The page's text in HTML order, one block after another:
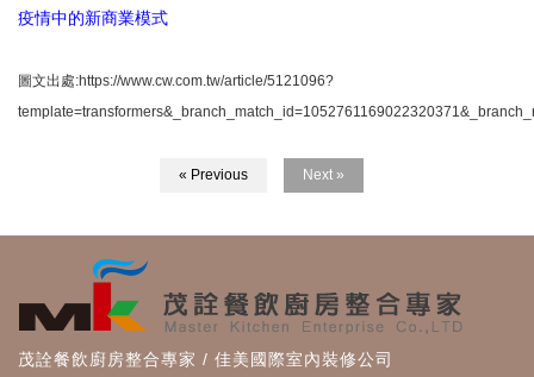
疫情中的新商業模式
圖文出處:https://www.cw.com.tw/article/5121096?
« Previous Next »
茂詮餐飲廚房整合專家 / 佳美國際室內裝修公司